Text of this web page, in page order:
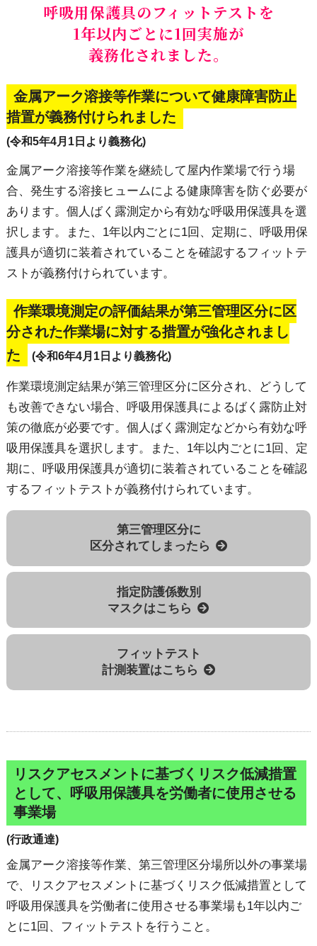
呼吸用保護具のフィットテストを
1年以内ごとに1回実施が
義務化されました。
金属アーク溶接等作業について健康障害防止
措置が義務付けられました
(令和5年4月1日より義務化)
金属アーク溶接等作業を継続して屋内作業場で行う場
合、発生する溶接ヒュームによる健康障害を防ぐ必要が
あります。個人ばく露測定から有効な呼吸用保護具を選
択します。また、1年以内ごとに1回、定期に、呼吸用保
護具が適切に装着されていることを確認するフィットテ
ストが義務付けられています。
作業環境測定の評価結果が第三管理区分に区
分された作業場に対する措置が強化されまし
た
(令和6年4月1日より義務化)
作業環境測定結果が第三管理区分に区分され、どうして
も改善できない場合、呼吸用保護具によるばく露防止対
策の徹底が必要です。個人ばく露測定などから有効な呼
吸用保護具を選択します。また、1年以内ごとに1回、定
期に、呼吸用保護具が適切に装着されていることを確認
するフィットテストが義務付けられています。
第三管理区分に
区分されてしまったら
指定防護係数別
マスクはこちら
フィットテスト
計測装置はこちら
リスクアセスメントに基づくリスク低減措置
として、呼吸用保護具を労働者に使用させる
事業場
(行政通達)
金属アーク溶接等作業、第三管理区分場所以外の事業場
で、リスクアセスメントに基づくリスク低減措置として
呼吸用保護具を労働者に使用させる事業場も1年以内ご
とに1回、フィットテストを行うこと。